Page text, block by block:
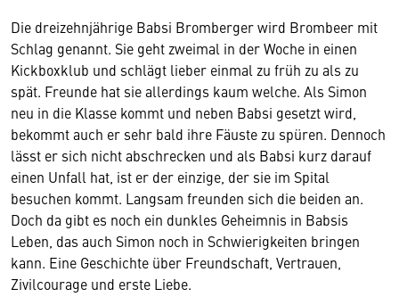
Die dreizehnjährige Babsi Bromberger wird Brombeer mit
Schlag genannt. Sie geht zweimal in der Woche in einen
Kickboxklub und schlägt lieber einmal zu früh zu als zu
spät. Freunde hat sie allerdings kaum welche. Als Simon
neu in die Klasse kommt und neben Babsi gesetzt wird,
bekommt auch er sehr bald ihre Fäuste zu spüren. Dennoch
lässt er sich nicht abschrecken und als Babsi kurz darauf
einen Unfall hat, ist er der einzige, der sie im Spital
besuchen kommt. Langsam freunden sich die beiden an.
Doch da gibt es noch ein dunkles Geheimnis in Babsis
Leben, das auch Simon noch in Schwierigkeiten bringen
kann. Eine Geschichte über Freundschaft, Vertrauen,
Zivilcourage und erste Liebe.